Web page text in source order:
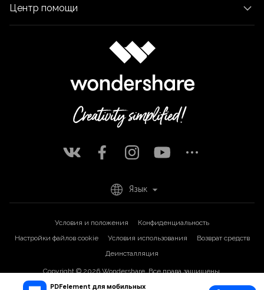
PDFelement для мобильных
Центр помощи
Условия и положения
Конфиденциальность
Настройки файлов cookie
Условия использования
Возврат средств
Деинсталляция
Copyright © 2026Wondershare. Все права защищены.
Язык